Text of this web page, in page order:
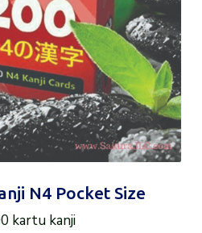
N4 Pocket Size
kartu kanji